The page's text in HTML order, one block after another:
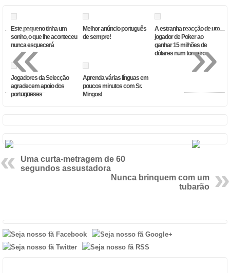
Este pequeno tinha um
sonho, o que lhe aconteceu
nunca esquecerá
Melhor anúncio português
de sempre!
A estranha reacção de um
jogador de Poker ao
ganhar 15 milhões de
dólares num torneiro
Jogadores da Selecção
agradecem apoio dos
portugueses
Aprenda várias línguas em
poucos minutos com Sr.
Mingos!
Uma curta-metragem de 60
segundos assustadora
Nunca brinquem com um
tubarão
»
«